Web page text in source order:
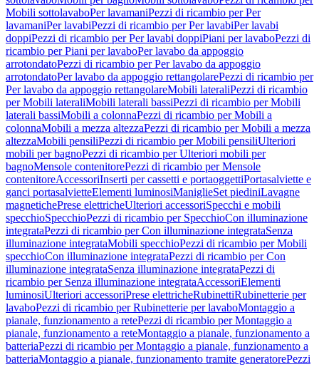
Mobili sottolavaboPer lavamaniPezzi di ricambio per Per
lavamaniPer lavabiPezzi di ricambio per Per lavabiPer lavabi
doppiPezzi di ricambio per Per lavabi doppiPiani per lavaboPezzi di
ricambio per Piani per lavaboPer lavabo da appoggio
arrotondatoPezzi di ricambio per Per lavabo da appoggio
arrotondatoPer lavabo da appoggio rettangolarePezzi di ricambio per
Per lavabo da appoggio rettangolareMobili lateraliPezzi di ricambio
per Mobili lateraliMobili laterali bassiPezzi di ricambio per Mobili
laterali bassiMobili a colonnaPezzi di ricambio per Mobili a
colonnaMobili a mezza altezzaPezzi di ricambio per Mobili a mezza
altezzaMobili pensiliPezzi di ricambio per Mobili pensiliUlteriori
mobili per bagnoPezzi di ricambio per Ulteriori mobili per
bagnoMensole contenitorePezzi di ricambio per Mensole
contenitoreAccessoriInserti per cassetti e portaoggettiPortasalviette e
ganci portasalvietteElementi luminosiManiglieSet piediniLavagne
magnetichePrese elettricheUlteriori accessoriSpecchi e mobili
specchioSpecchioPezzi di ricambio per SpecchioCon illuminazione
integrataPezzi di ricambio per Con illuminazione integrataSenza
illuminazione integrataMobili specchioPezzi di ricambio per Mobili
specchioCon illuminazione integrataPezzi di ricambio per Con
illuminazione integrataSenza illuminazione integrataPezzi di
ricambio per Senza illuminazione integrataAccessoriElementi
luminosiUlteriori accessoriPrese elettricheRubinettiRubinetterie per
lavaboPezzi di ricambio per Rubinetterie per lavaboMontaggio a
pianale, funzionamento a retePezzi di ricambio per Montaggio a
pianale, funzionamento a reteMontaggio a pianale, funzionamento a
batteriaPezzi di ricambio per Montaggio a pianale, funzionamento a
batteriaMontaggio a pianale, funzionamento tramite generatorePezzi